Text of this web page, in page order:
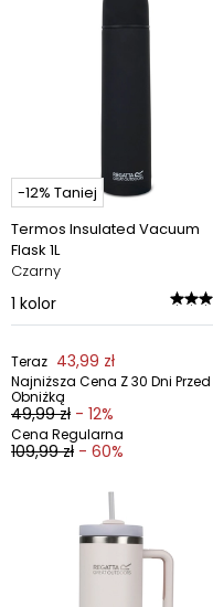
-12% Taniej
Termos Insulated Vacuum
Flask 1L
Czarny
1 kolor
Teraz 43,99 zł
Najniższa Cena Z 30 Dni Przed
Obniżką
49,99 zł - 12%
Cena Regularna
109,99 zł - 60%